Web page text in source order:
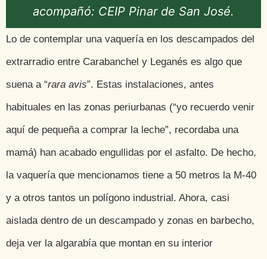
acompañó: CEIP Pinar de San José.
Lo de contemplar una vaquería en los descampados del
extrarradio entre Carabanchel y Leganés es algo que
suena a “rara avis”. Estas instalaciones, antes
habituales en las zonas periurbanas (“yo recuerdo venir
aquí de pequeña a comprar la leche”, recordaba una
mamá) han acabado engullidas por el asfalto. De hecho,
la vaquería que mencionamos tiene a 50 metros la M-40
y a otros tantos un polígono industrial. Ahora, casi
aislada dentro de un descampado y zonas en barbecho,
deja ver la algarabía que montan en su interior